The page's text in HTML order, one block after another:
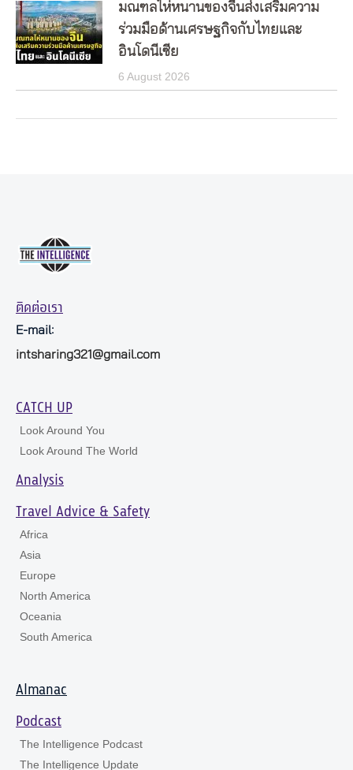
มณฑลไห่หนานของจีนส่งเสริมความ
ร่วมมือด้านเศรษฐกิจกับไทยและ
อินโดนีเซีย
6 August 2026
ติดต่อเรา
E-mail:
intsharing321@gmail.com
CATCH UP
Look Around You
Look Around The World
Analysis
Travel Advice & Safety
Africa
Asia
Europe
North America
Oceania
South America
Almanac
Podcast
The Intelligence Podcast
The Intelligence Update